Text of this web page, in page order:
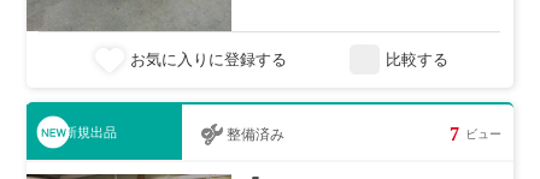
お気に入りに登録する 比較する
新規出品 整備済み 7 ビュー